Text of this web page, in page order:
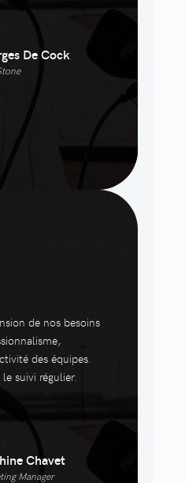
De Cock
de nos besoins
des équipes.
suivi régulier.
Chavet
Manager